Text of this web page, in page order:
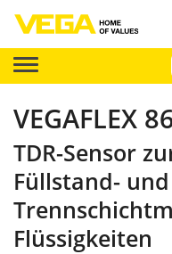
VEGAFLEX
TDR-Sensor
Füllstand- und
Flüssigkeiten